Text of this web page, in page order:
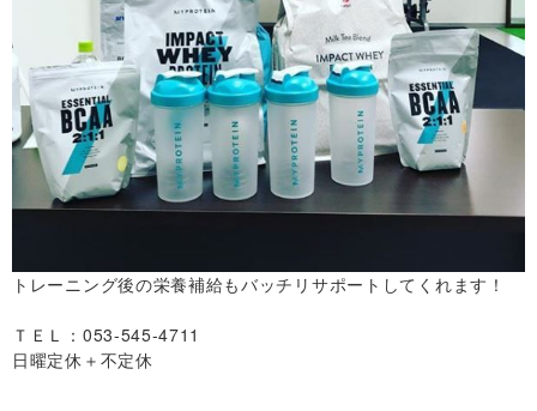
トレーニング後の栄養補給もバッチリサポートしてくれます！
ＴＥＬ：053-545-4711
日曜定休＋不定休